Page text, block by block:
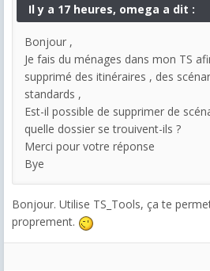
Il y a 17 heures, omega a dit :
Bonjour ,
Je fais du ménages dans mon TS
supprimé des itinéraires , des
standards ,
Est-il possible de supprimer de
quelle dossier se trouivent-ils ?
Merci pour votre réponse
Bye
Bonjour. Utilise TS_Tools, ça te
proprement.